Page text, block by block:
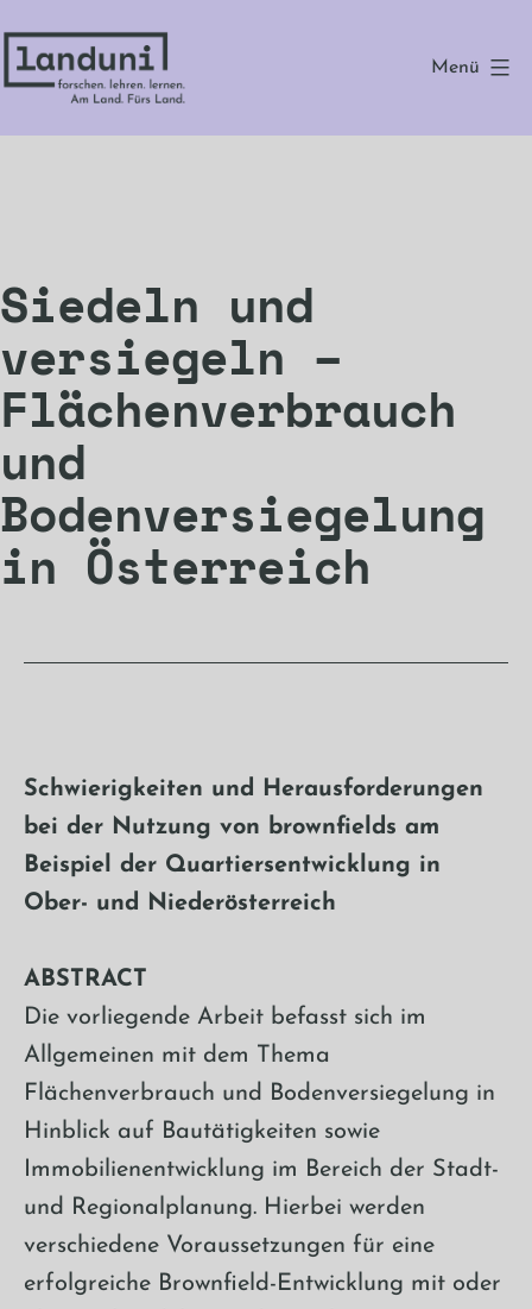
Inhalt
springen
Menü
Siedeln und
versiegeln –
Flächenverbrauch
und
Bodenversiegelung
in Österreich
Schwierigkeiten und Herausforderungen
bei der Nutzung von brownfields am
Beispiel der Quartiersentwicklung in
Ober- und Niederösterreich
ABSTRACT
Die vorliegende Arbeit befasst sich im
Allgemeinen mit dem Thema
Flächenverbrauch und Bodenversiegelung in
Hinblick auf Bautätigkeiten sowie
Immobilienentwicklung im Bereich der Stadt-
und Regionalplanung. Hierbei werden
verschiedene Voraussetzungen für eine
erfolgreiche Brownfield-Entwicklung mit oder